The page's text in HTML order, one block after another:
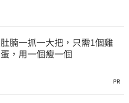
肚腩一抓一大把，只需1個雞
蛋，用一個瘦一個
PR